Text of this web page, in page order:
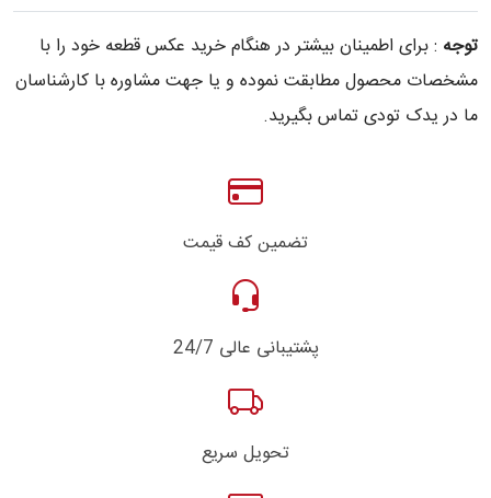
توجه : برای اطمینان بیشتر در هنگام خرید عکس قطعه خود را با
مشخصات محصول مطابقت نموده و یا جهت مشاوره با کارشناسان
ما در یدک تودی تماس بگیرید.
تضمین کف قیمت
پشتیبانی عالی 24/7
تحویل سریع